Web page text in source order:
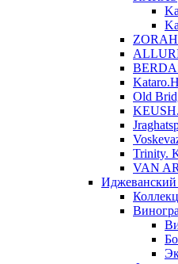
ZORAH
Old
Trinity.
VAN